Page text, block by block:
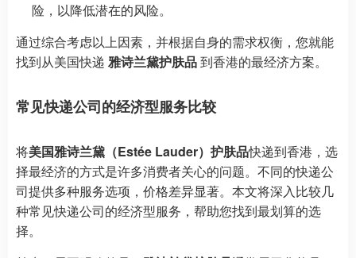
险，以降低潜在的风险。
通过综合考虑以上因素，并根据自身的需求权衡，您就能
找到从美国快递 雅诗兰黛护肤品到香港的最经济方案。
常见快递公司的经济型服务比较
将美国雅诗兰黛（Estée Lauder）护肤品快递到香港，选
择最经济的方式是许多消费者关心的问题。不同的快递公
司提供多种服务选项，价格差异显著。本文将深入比较几
种常见快递公司的经济型服务，帮助您找到最划算的选
择。